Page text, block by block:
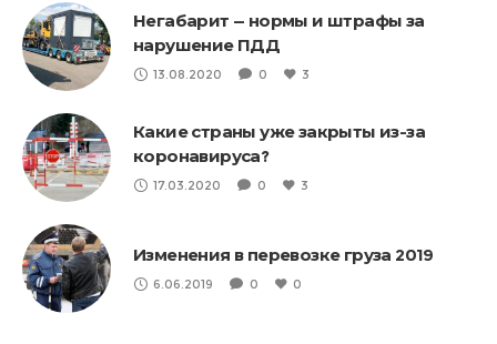
Негабарит — нормы и штрафы за
нарушение ПДД
13.08.2020 0 3
Какие страны уже закрыты из-за
коронавируса?
17.03.2020 0 3
Изменения в перевозке груза 2019
6.06.2019 0 0